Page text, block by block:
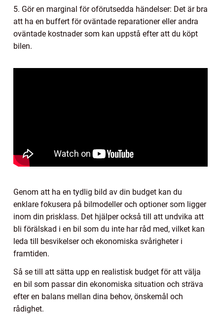
5. Gör en marginal för oförutsedda händelser: Det är bra
att ha en buffert för oväntade reparationer eller andra
oväntade kostnader som kan uppstå efter att du köpt
bilen.
Genom att ha en tydlig bild av din budget kan du
enklare fokusera på bilmodeller och optioner som ligger
inom din prisklass. Det hjälper också till att undvika att
bli förälskad i en bil som du inte har råd med, vilket kan
leda till besvikelser och ekonomiska svårigheter i
framtiden.
Så se till att sätta upp en realistisk budget för att välja
en bil som passar din ekonomiska situation och sträva
efter en balans mellan dina behov, önskemål och
rådighet.